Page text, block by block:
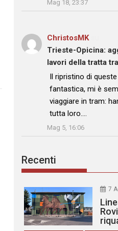
Mag 18, 23:37
ChristosMKsu
Trieste-Opicina:
lavori della tratta
: “
Il ripristino di
fantastica, mi è
viaggiare in tram:
tutta loro.…
Mag 5, 16:06
Recenti
7